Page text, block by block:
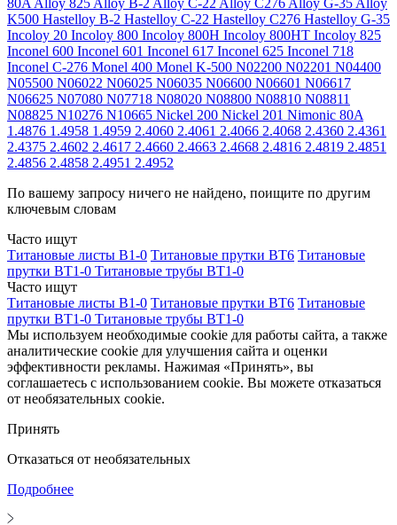
80A Alloy 825 Alloy B-2 Alloy C-22 Alloy C276 Alloy G-35 Alloy
K500 Hastelloy B-2 Hastelloy C-22 Hastelloy C276 Hastelloy G-35
Incoloy 20 Incoloy 800 Incoloy 800H Incoloy 800HT Incoloy 825
Inconel 600 Inconel 601 Inconel 617 Inconel 625 Inconel 718
Inconel C-276 Monel 400 Monel K-500 N02200 N02201 N04400
N05500 N06022 N06025 N06035 N06600 N06601 N06617
N06625 N07080 N07718 N08020 N08800 N08810 N08811
N08825 N10276 N10665 Nickel 200 Nickel 201 Nimonic 80A
1.4876 1.4958 1.4959 2.4060 2.4061 2.4066 2.4068 2.4360 2.4361
2.4375 2.4602 2.4617 2.4660 2.4663 2.4668 2.4816 2.4819 2.4851
2.4856 2.4858 2.4951 2.4952
По вашему запросу ничего не найдено, поищите по другим
ключевым словам
Часто ищут
Титановые листы В1-0 Титановые прутки ВТ6 Титановые
прутки ВТ1-0 Титановые трубы ВТ1-0
Часто ищут
Титановые листы В1-0 Титановые прутки ВТ6 Титановые
прутки ВТ1-0 Титановые трубы ВТ1-0
Мы используем необходимые cookie для работы сайта, а также
аналитические cookie для улучшения сайта и оценки
эффективности рекламы. Нажимая «Принять», вы
соглашаетесь с использованием cookie. Вы можете отказаться
от необязательных cookie.
Принять
Отказаться от необязательных
Подробнее